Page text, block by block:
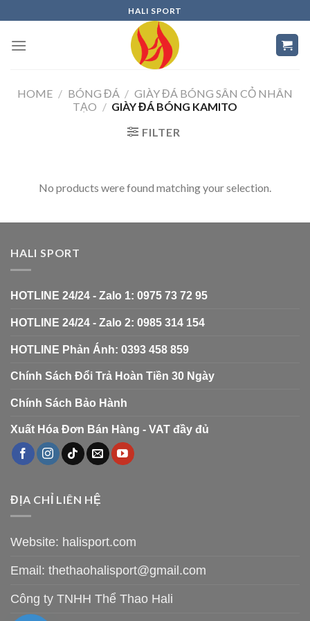
to
content
HALI SPORT
HOME / BÓNG ĐÁ / GIÀY ĐÁ BÓNG SÂN CỎ NHÂN
TẠO / GIÀY ĐÁ BÓNG KAMITO
FILTER
No products were found matching your selection.
HALI SPORT
HOTLINE 24/24 - Zalo 1: 0975 73 72 95
HOTLINE 24/24 - Zalo 2: 0985 314 154
HOTLINE Phản Ánh: 0393 458 859
Chính Sách Đổi Trả Hoàn Tiền 30 Ngày
Chính Sách Bảo Hành
Xuất Hóa Đơn Bán Hàng - VAT đầy đủ
ĐỊA CHỈ LIÊN HỆ
Website: halisport.com
Email: thethaohalisport@gmail.com
Công ty TNHH Thể Thao Hali